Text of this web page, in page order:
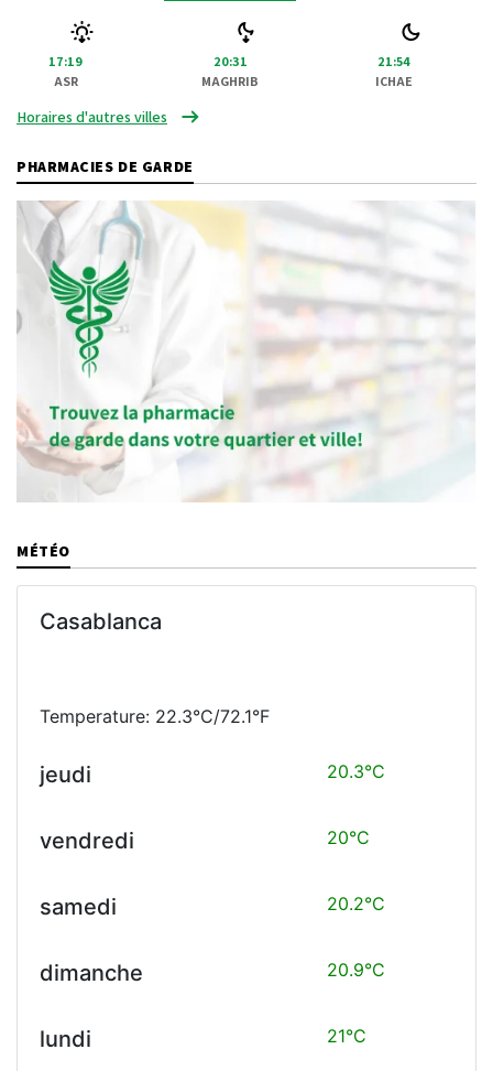
17:19
ASR
20:31
MAGHRIB
21:54
ICHAE
Horaires d'autres villes
PHARMACIES DE GARDE
MÉTÉO
Casablanca
Temperature: 22.3°C/72.1°F
jeudi 20.3°C
vendredi 20°C
samedi 20.2°C
dimanche 20.9°C
lundi 21°C